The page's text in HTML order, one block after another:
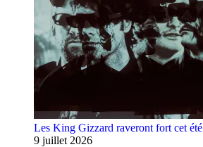
Les King Gizzard raveront fort cet été
9 juillet 2026